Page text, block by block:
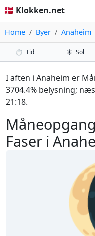
🇩🇰 Klokken.net
Home Byer Anaheim
⏱️ Tid ☀️ Sol
Faser i
I aften i Anaheim er
3704.4% belysning;
21:18.